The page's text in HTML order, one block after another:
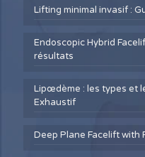
Lifting minimal invasif :
Endoscopic Hybrid
résultats
Lipœdème : les types et
Exhaustif
Deep Plane Facelift with